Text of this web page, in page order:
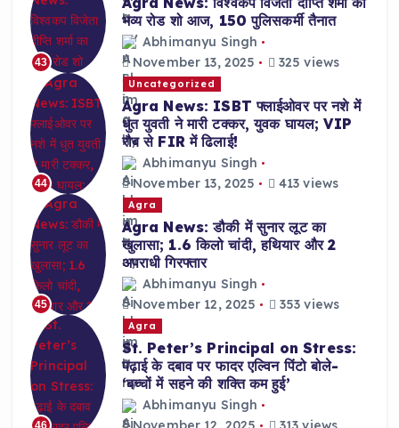
43
भव्य रोड शो आज, 150 पुलिसकर्मी तैनात
Abhimanyu Singh
November 13, 2025
325 views
44
Uncategorized
Agra News: ISBT फ्लाईओवर पर नशे में
धुत युवती ने मारी टक्कर, युवक घायल; VIP
रौब से FIR में ढिलाई!
Abhimanyu Singh
November 13, 2025
413 views
45
Agra
Agra News: डौकी में सुनार लूट का
खुलासा; 1.6 किलो चांदी, हथियार और 2
अपराधी गिरफ्तार
Abhimanyu Singh
November 12, 2025
353 views
Agra
St. Peter’s Principal on Stress:
पढ़ाई के दबाव पर फादर एल्विन पिंटो बोले-
‘बच्चों में सहने की शक्ति कम हुई’
Abhimanyu Singh